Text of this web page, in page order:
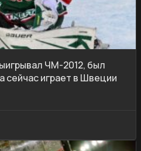
ЧМ-2012, был
сейчас играет в Швеции